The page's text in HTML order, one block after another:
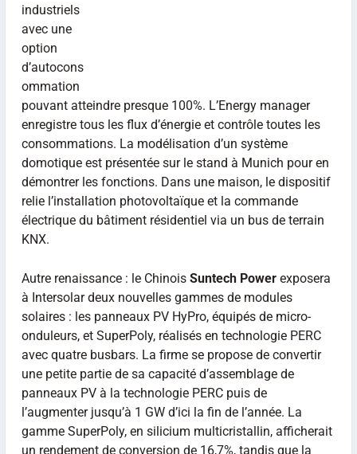
industriels
avec une
option
d’autocons
ommation
pouvant atteindre presque 100%. L’Energy manager
enregistre tous les flux d’énergie et contrôle toutes les
consommations. La modélisation d’un système
domotique est présentée sur le stand à Munich pour en
démontrer les fonctions. Dans une maison, le dispositif
relie l’installation photovoltaïque et la commande
électrique du bâtiment résidentiel via un bus de terrain
KNX.
Autre renaissance : le Chinois Suntech Powerexposera
à Intersolar deux nouvelles gammes de modules
solaires : les panneaux PV HyPro, équipés de micro-
onduleurs, et SuperPoly, réalisés en technologie PERC
avec quatre busbars. La firme se propose de convertir
une petite partie de sa capacité d’assemblage de
panneaux PV à la technologie PERC puis de
l’augmenter jusqu’à 1 GW d’ici la fin de l’année. La
gamme SuperPoly, en silicium multicristallin, afficherait
un rendement de conversion de 16,7%, tandis que la